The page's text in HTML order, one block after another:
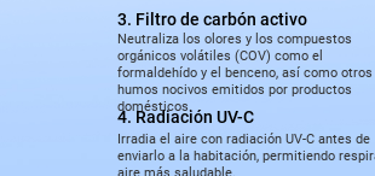
3. Filtro de carbón activo
Neutraliza los olores y los compuestos
orgánicos volátiles (COV) como el
formaldehído y el benceno, así como otros
humos nocivos emitidos por productos
domésticos.
4. Radiación UV-C
Irradia el aire con radiación UV-C antes de
enviarlo a la habitación, permitiendo
aire más saludable.